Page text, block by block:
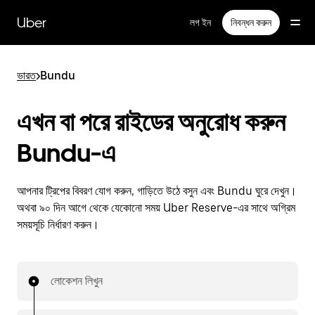
প্রধান
বিষয়সূচিতে
Uber লগ ইন নিবন্ধন করুন
ভারত>Bundu
এখন বা পরে রাইডের অনুরোধ করুন
Bundu-এ
আপনার ট্রিপের বিবরণ যোগ করুন, গাড়িতে উঠে বসুন এবং Bundu ঘুরে দেখুন।
অথবা ৯০ দিন আগে থেকে যেকোনো সময় Uber Reserve-এর সাথে অগ্রিম
সময়সূচি নির্ধারণ করুন।
লোকেশন লিখুন